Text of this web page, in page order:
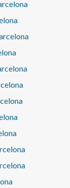
una
cèntriques de
aProperties
a concertar
i la Llei
disposa
no existeix
no